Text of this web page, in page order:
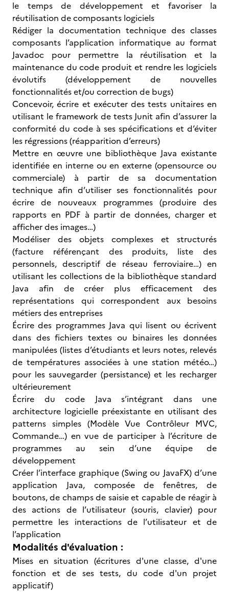
le temps de développement et favoriser la
réutilisation de composants logiciels
Rédiger la documentation technique des classes
composants l’application informatique au format
Javadoc pour permettre la réutilisation et la
maintenance du code produit et rendre les logiciels
évolutifs (développement de nouvelles
fonctionnalités et/ou correction de bugs)
Concevoir, écrire et exécuter des tests unitaires en
utilisant le framework de tests Junit afin d’assurer la
conformité du code à ses spécifications et d’éviter
les régressions (réapparition d’erreurs)
Mettre en œuvre une bibliothèque Java existante
identifiée en interne ou en externe (opensource ou
commerciale) à partir de sa documentation
technique afin d’utiliser ses fonctionnalités pour
écrire de nouveaux programmes (produire des
rapports en PDF à partir de données, charger et
afficher des images…)
Modéliser des objets complexes et structurés
(facture référençant des produits, liste des
personnels, descriptif de réseau ferroviaire…) en
utilisant les collections de la bibliothèque standard
Java afin de créer plus efficacement des
représentations qui correspondent aux besoins
métiers des entreprises
Écrire des programmes Java qui lisent ou écrivent
dans des fichiers textes ou binaires les données
manipulées (listes d’étudiants et leurs notes, relevés
de températures associées à une station météo…)
pour les sauvegarder (persistance) et les recharger
ultérieurement
Écrire du code Java s’intégrant dans une
architecture logicielle préexistante en utilisant des
patterns simples (Modèle Vue Contrôleur MVC,
Commande…) en vue de participer à l’écriture de
programmes au sein d’une équipe de
développement
Créer l’interface graphique (Swing ou JavaFX) d’une
application Java, composée de fenêtres, de
boutons, de champs de saisie et capable de réagir à
des actions de l’utilisateur (souris, clavier) pour
permettre les interactions de l’utilisateur et de
l’application
Modalités d'évaluation :
Mises en situation (écritures d'une classe, d'une
fonction et de ses tests, du code d'un projet
applicatif)